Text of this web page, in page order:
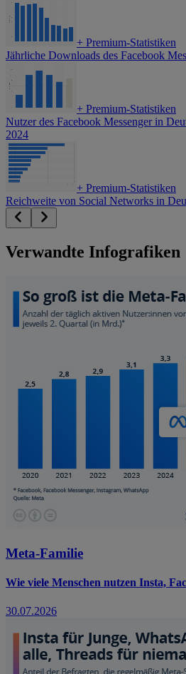
+ Premium-Statistiken
Jährliche Downloads des Facebook
+ Premium-Statistiken
Nutzer des Facebook Messenger in
2024
+ Premium-Statistiken
Reichweite von Social Networks in
Verwandte Infografiken
Meta-Familie
Wie viele Menschen nutzen Insta,
30.07.2026